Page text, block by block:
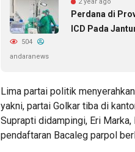
Perdana di
ICD Pada
504
andaranews
Lima partai politik
yakni, partai Golkar tiba di
Suprapti didampingi, Eri
pendaftaran Bacaleg parpol